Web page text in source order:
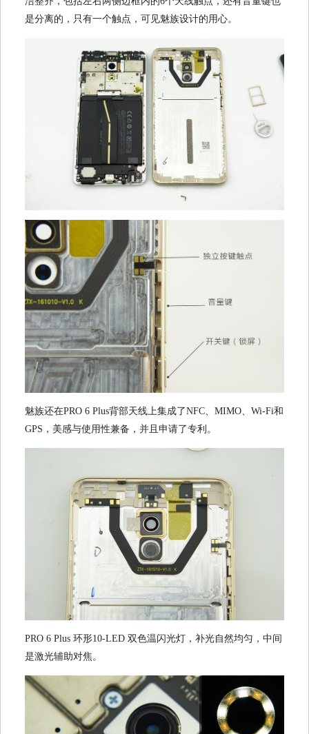
是分离的，只有一个触点，可见魅族设计的用心。
魅族还在PRO 6 Plus背部天线上集成了NFC、MIMO、Wi-Fi和
GPS，美感与使用性兼备，并且申请了专利。
PRO 6 Plus 环形10-LED 双色温闪光灯，补光自然均匀，中间
是激光辅助对焦。